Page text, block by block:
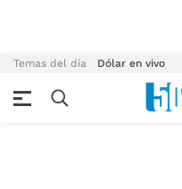
Temas del día Dólar en vivo